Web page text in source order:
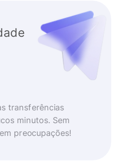
transferências
minutos. Sem
preocupações!